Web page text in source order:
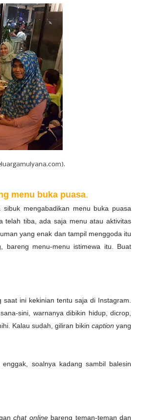
menu buka puasa.
mengabadikan menu buka puasa
telah tiba, ada saja menu atau aktivitas
yang enak dan tampil menggoda itu
bareng menu-menu istimewa itu. Buat
ini kekinian tentu saja di Instagram.
sini, warnanya dibikin hidup, dicrop,
Kalau sudah, giliran bikin caption yang
soalnya kadang sambil balesin
chat onlinebareng teman-teman dan